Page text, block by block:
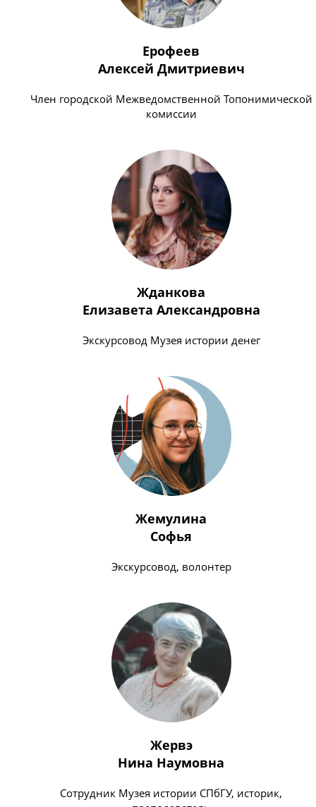
Ерофеев
Алексей Дмитриевич
Член городской Межведомственной Топонимической
комиссии
Жданкова
Елизавета Александровна
Экскурсовод Музея истории денег
Жемулина
Софья
Экскурсовод, волонтер
Жервэ
Нина Наумовна
Cотрудник Музея истории СПбГУ, историк,